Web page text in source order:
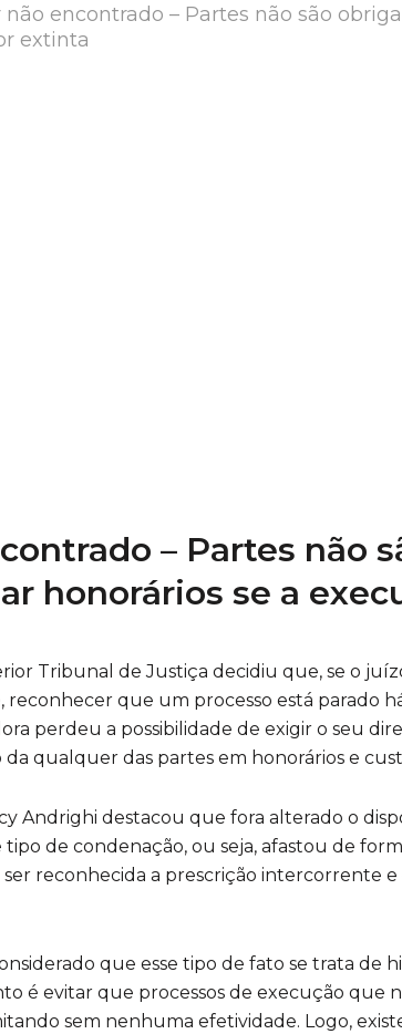
não encontrado – Partes não são
extinta
– Partes não
honorários se a
Tribunal de Justiça decidiu que, se o
reconhecer que um processo está parado
perdeu a possibilidade de exigir o seu
qualquer das partes em honorários e
Andrighi destacou que fora alterado o
de condenação, ou seja, afastou de
reconhecida a prescrição intercorrente e
que esse tipo de fato se trata de
é evitar que processos de execução que
sem nenhuma efetividade. Logo,